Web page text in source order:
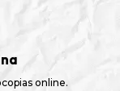
online.